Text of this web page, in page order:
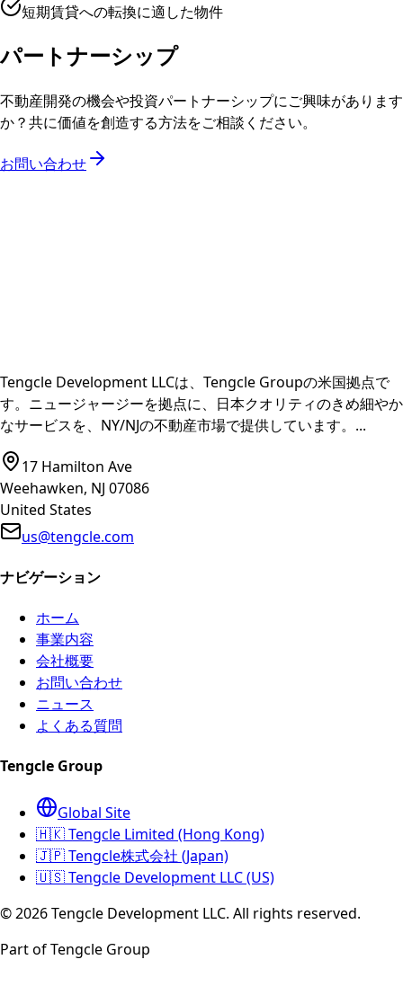
短期賃貸への転換に適した物件
パートナーシップ
不動産開発の機会や投資パートナーシップにご興味があります
か？共に価値を創造する方法をご相談ください。
お問い合わせ
Tengcle Development LLCは、Tengcle Groupの米国拠点で
す。ニュージャージーを拠点に、日本クオリティのきめ細やか
なサービスを、NY/NJの不動産市場で提供しています。 ...
17 Hamilton Ave
Weehawken, NJ 07086
United States
us@tengcle.com
ナビゲーション
ホーム
事業内容
会社概要
お問い合わせ
ニュース
よくある質問
Tengcle Group
Global Site
🇭🇰 Tengcle Limited (Hong Kong)
🇯🇵 Tengcle株式会社 (Japan)
🇺🇸 Tengcle Development LLC (US)
©2026Tengcle Development LLC. All rights reserved.
Part of Tengcle Group